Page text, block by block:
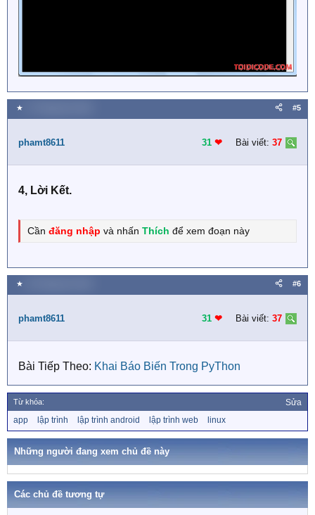
★ #5
phamt8611 31 ❤︎ Bài viết: 37
4, Lời Kết.
Cần đăng nhập và nhấn Thích để xem đoạn này
★ #6
phamt8611 31 ❤︎ Bài viết: 37
Bài Tiếp Theo: Khai Báo Biến Trong PyThon
Từ khóa: Sửa
ừ
k
app lập trình lập trình android lập trình web linux
Những người đang xem chủ đề này
Các chủ đề tương tự